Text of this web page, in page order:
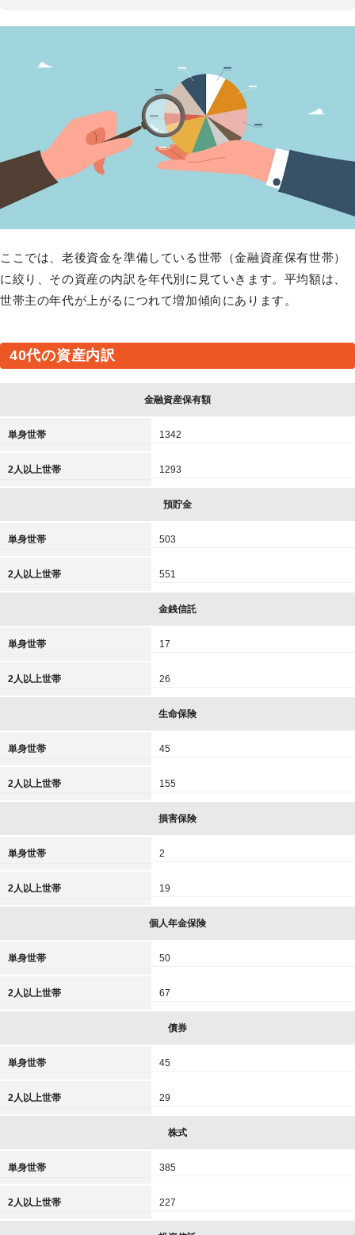
ここでは、老後資金を準備している世帯（金融資産保有世帯）
に絞り、その資産の内訳を年代別に見ていきます。平均額は、
世帯主の年代が上がるにつれて増加傾向にあります。
40代の資産内訳
金融資産保有額
単身世帯 1342
2人以上世帯 1293
預貯金
単身世帯 503
2人以上世帯 551
金銭信託
単身世帯 17
2人以上世帯 26
生命保険
単身世帯 45
2人以上世帯 155
損害保険
単身世帯 2
2人以上世帯 19
個人年金保険
単身世帯 50
2人以上世帯 67
債券
単身世帯 45
2人以上世帯 29
株式
単身世帯 385
2人以上世帯 227